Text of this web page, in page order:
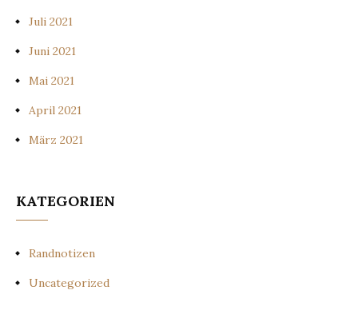
Juli 2021
Juni 2021
Mai 2021
April 2021
März 2021
KATEGORIEN
Randnotizen
Uncategorized